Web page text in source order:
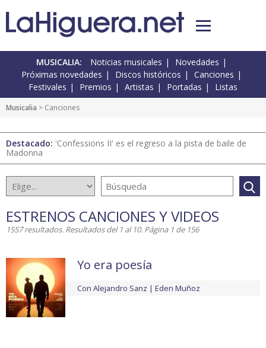
MUSICALIA: Noticias musicales
Novedades
Próximas novedades
Discos históricos
Canciones
Festivales
Premios Artistas Portadas Listas
Musicalia > Canciones
Destacado: 'Confessions II' es el regreso a la pista de baile de
Madonna
ESTRENOS CANCIONES Y VIDEOS
1557 resultados. Resultados del 1 al 10. Página 1 de 156
Yo era poesía
Con Alejandro Sanz Eden Muñoz